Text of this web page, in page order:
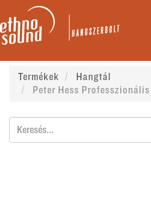
Termékek
Hangtál
Peter Hess